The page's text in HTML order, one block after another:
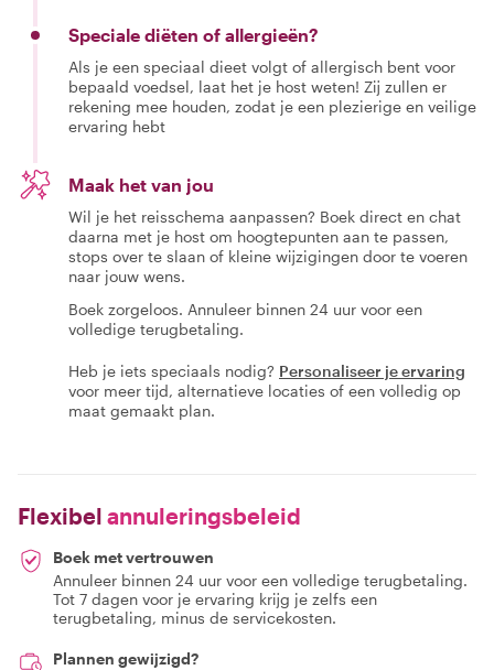
Speciale diëten of allergieën?
Als je een speciaal dieet volgt of allergisch bent voor
bepaald voedsel, laat het je host weten! Zij zullen er
rekening mee houden, zodat je een plezierige en veilige
ervaring hebt
Maak het van jou
Wil je het reisschema aanpassen? Boek direct en chat
daarna met je host om hoogtepunten aan te passen,
stops over te slaan of kleine wijzigingen door te voeren
naar jouw wens.
Boek zorgeloos. Annuleer binnen 24 uur voor een
volledige terugbetaling.
Heb je iets speciaals nodig? Personaliseer je ervaring
voor meer tijd, alternatieve locaties of een volledig op
maat gemaakt plan.
Flexibel annuleringsbeleid
Boek met vertrouwen
Annuleer binnen 24 uur voor een volledige terugbetaling.
Tot 7 dagen voor je ervaring krijg je zelfs een
terugbetaling, minus de servicekosten.
Plannen gewijzigd?